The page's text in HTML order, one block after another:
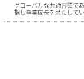
グローバルな共通言語で
指し事業成長を果たして